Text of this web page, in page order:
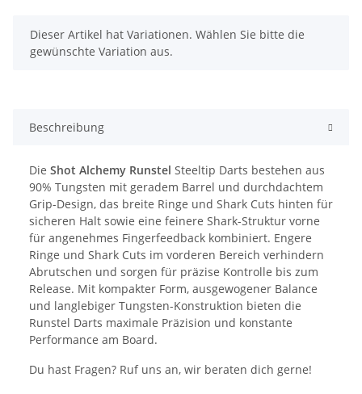
x
Dieser Artikel hat Variationen. Wählen Sie bitte die
gewünschte Variation aus.
Beschreibung
Die Shot Alchemy Runstel Steeltip Darts bestehen aus
90% Tungsten mit geradem Barrel und durchdachtem
Grip-Design, das breite Ringe und Shark Cuts hinten für
sicheren Halt sowie eine feinere Shark-Struktur vorne
für angenehmes Fingerfeedback kombiniert. Engere
Ringe und Shark Cuts im vorderen Bereich verhindern
Abrutschen und sorgen für präzise Kontrolle bis zum
Release. Mit kompakter Form, ausgewogener Balance
und langlebiger Tungsten-Konstruktion bieten die
Runstel Darts maximale Präzision und konstante
Performance am Board.
Du hast Fragen? Ruf uns an, wir beraten dich gerne!